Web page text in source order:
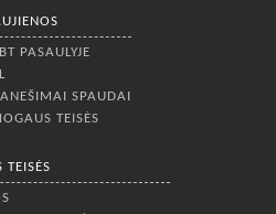
PASAULYJE
SPAUDAI
TEISĖS
TEISĖS